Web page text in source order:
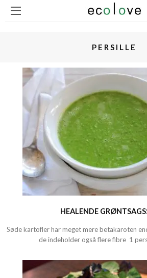
PERSILLE
HEALENDE
Søde kartofler har meget mere betakaroten
de indeholder også flere fibre 1